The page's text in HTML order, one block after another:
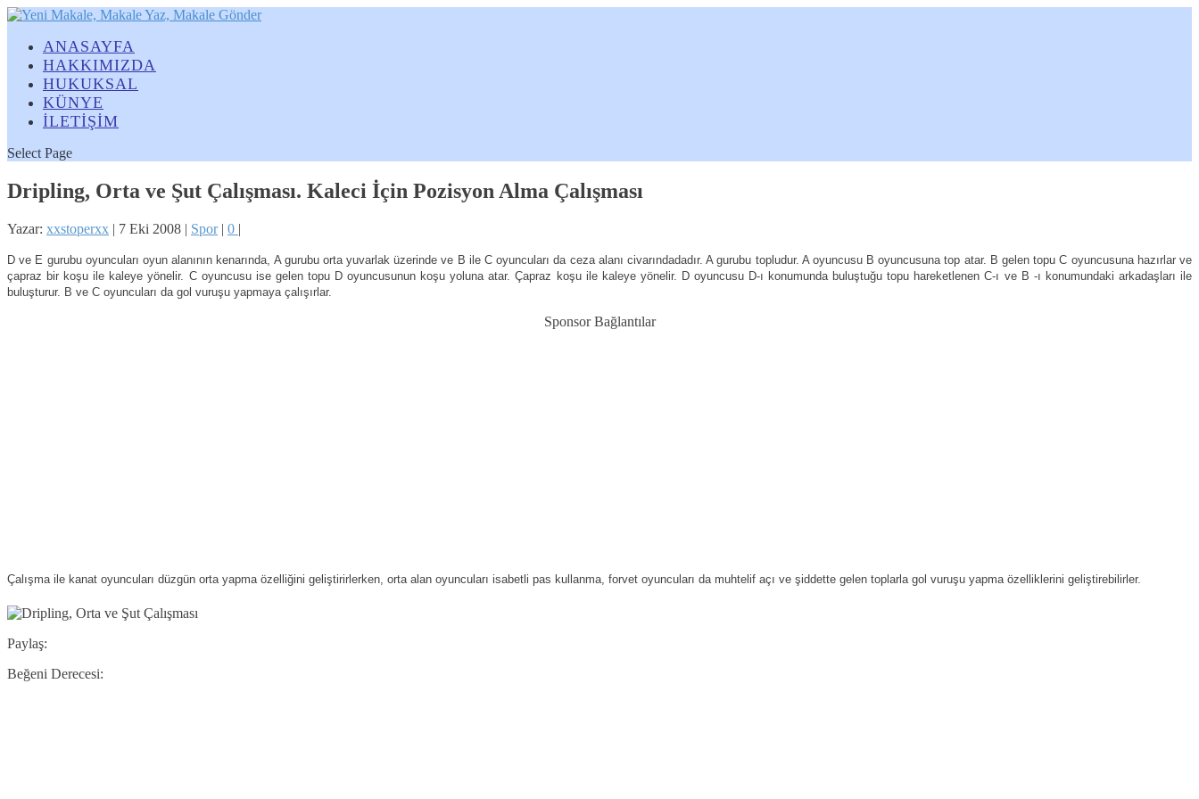
ANASAYFA
HAKKIMIZDA
HUKUKSAL
KÜNYE
İLETİŞİM
Select Page
Dripling, Orta ve Şut Çalışması. Kaleci İçin Pozisyon Alma Çalışması
Yazar: xxstoperxx | 7 Eki 2008 | Spor| 0 |
D ve E gurubu oyuncuları oyun alanının kenarında, A gurubu orta yuvarlak üzerinde ve B ile C oyuncuları da ceza alanı civarındadadır. A gurubu topludur. A oyuncusu B oyuncusuna top atar. B gelen topu C oyuncusuna hazırlar ve
çapraz bir koşu ile kaleye yönelir. C oyuncusu ise gelen topu D oyuncusunun koşu yoluna atar. Çapraz koşu ile kaleye yönelir. D oyuncusu D-ı konumunda buluştuğu topu hareketlenen C-ı ve B -ı konumundaki arkadaşları ile
buluşturur. B ve C oyuncuları da gol vuruşu yapmaya çalışırlar.
Sponsor Bağlantılar
Çalışma ile kanat oyuncuları düzgün orta yapma özelliğini geliştirirlerken, orta alan oyuncuları isabetli pas kullanma, forvet oyuncuları da muhtelif açı ve şiddette gelen toplarla gol vuruşu yapma özelliklerini geliştirebilirler.
Paylaş:
Beğeni Derecesi: